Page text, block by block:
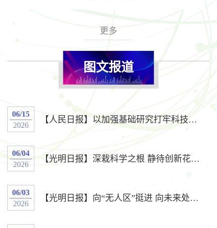
更多
图文报道
06/15
2026
【人民日报】以加强基础研究打牢科技强国建设根基
06/04
2026
【光明日报】深栽科学之根 静待创新花开——对我国基础研究战略布局的观察与展望
06/03
2026
【光明日报】向“无人区”挺进 向未来处“开花”